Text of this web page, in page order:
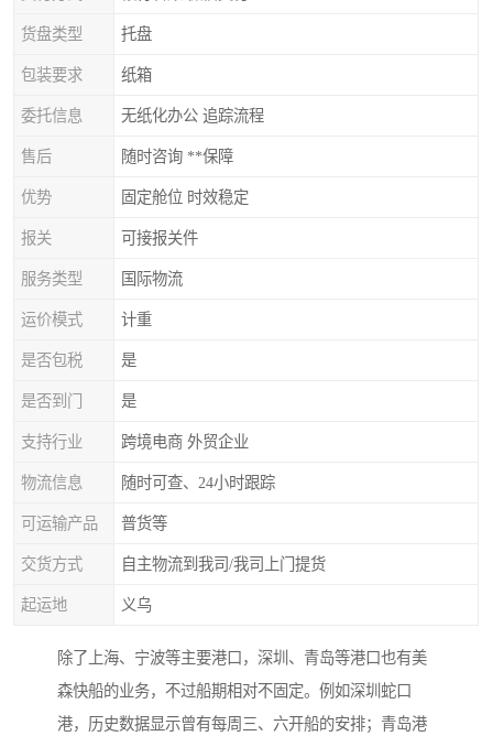
货盘类型 托盘
包装要求 纸箱
委托信息 无纸化办公 追踪流程
售后 随时咨询 **保障
优势 固定舱位 时效稳定
报关 可接报关件
服务类型 国际物流
运价模式 计重
是否包税 是
是否到门 是
支持行业 跨境电商 外贸企业
物流信息 随时可查、24小时跟踪
可运输产品 普货等
交货方式 自主物流到我司/我司上门提货
起运地 义乌
除了上海、宁波等主要港口，深圳、青岛等港口也有美
森快船的业务，不过船期相对不固定。例如深圳蛇口
港，历史数据显示曾有每周三、六开船的安排；青岛港